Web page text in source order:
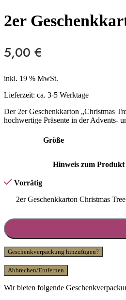
2er
5,00 €
inkl. 19 % MwSt.
Lieferzeit: ca. 3-5 Werktage
Der 2er Geschenkkarton „Christmas
hochwertige Präsente in der Advents-
Größe
Hinweis zum Produkt
Vorrätig
-
2er Geschenkkarton Christmas
Geschenkverpackung hinzufügen?
Abbrechen/Entfernen
Wir bieten folgende